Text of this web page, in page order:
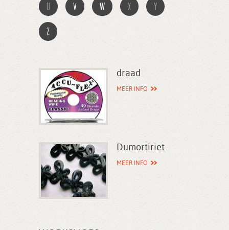
u v w x y
z
draad
MEER INFO
Dumortiriet
MEER INFO